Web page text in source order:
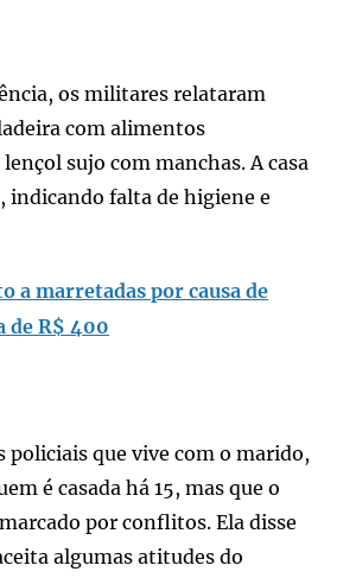
os militares relataram
com alimentos
sujo com manchas. A casa
indicando falta de higiene e
a marretadas por causa de
de R$ 400
policiais que vive com o marido,
é casada há 15, mas que o
por conflitos. Ela disse
algumas atitudes do